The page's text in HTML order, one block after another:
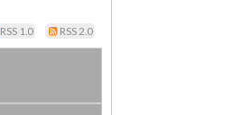
RSS 1.0 RSS 2.0